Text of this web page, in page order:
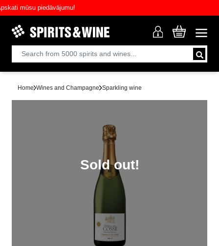
mūsu piedāvājumu!
Home Wines and Champagne Sparkling wine
Sold out!